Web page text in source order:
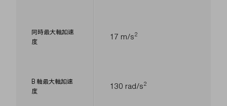
同時最大軸加速
度
B 軸最大軸加速
度
17 m/s2
130 rad/s2